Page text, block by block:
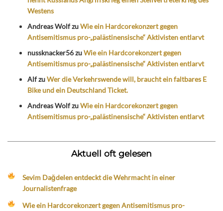
Westens
Andreas WolfzuWie ein Hardcorekonzert gegen
Antisemitismus pro-„palästinensische“ Aktivisten entlarvt
nussknacker56zuWie ein Hardcorekonzert gegen
Antisemitismus pro-„palästinensische“ Aktivisten entlarvt
AlfzuWer die Verkehrswende will, braucht ein faltbares E
Bike und ein Deutschland Ticket.
Andreas WolfzuWie ein Hardcorekonzert gegen
Antisemitismus pro-„palästinensische“ Aktivisten entlarvt
Aktuell oft gelesen
Sevim Dağdelen entdeckt die Wehrmacht in einer
Journalistenfrage
Wie ein Hardcorekonzert gegen Antisemitismus pro-